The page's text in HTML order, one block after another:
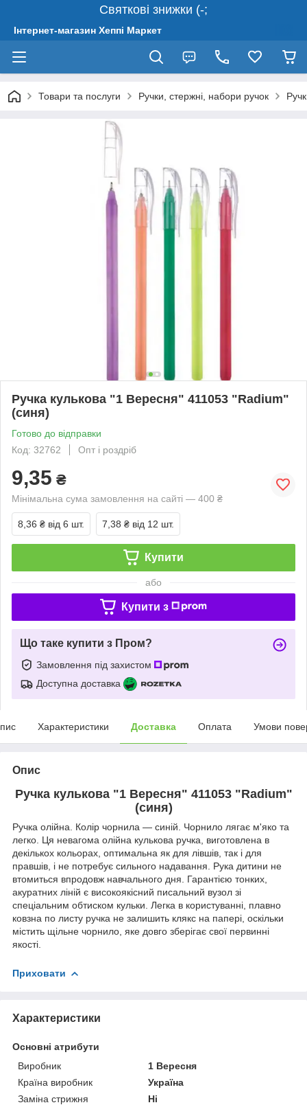
Святкові знижки (-;
Інтернет-магазин Хеппі Маркет
Товари та послуги Ручки, стержні, набори ручок
Ручка кулькова "1 Вересня" 411053 "Radium"
(синя)
Готово до відправки
Код: 32762
Опт і роздріб
9,35 ₴
Мінімальна сума замовлення на сайті — 400 ₴
8,36 ₴ від 6 шт. 7,38 ₴ від 12 шт.
Купити
або
Купити з
Що таке купити з Пром?
Замовлення під захистом
Доступна доставка
Характеристики Доставка Оплата Умови
Опис
Ручка кулькова "1 Вересня" 411053 "Radium"
(синя)
Ручка олійна. Колір чорнила — синій. Чорнило лягає м'яко та
легко. Ця невагома олійна кулькова ручка, виготовлена в
декількох кольорах, оптимальна як для лівшів, так і для
правшів, і не потребує сильного надавання. Рука дитини не
втомиться впродовж навчального дня. Гарантією тонких,
акуратних ліній є високоякісний писальний вузол зі
спеціальним обтиском кульки. Легка в користуванні, плавно
ковзна по листу ручка не залишить клякс на папері, оскільки
містить щільне чорнило, яке довго зберігає свої первинні
якості.
Приховати
Характеристики
Основні атрибути
Виробник
1 Вересня
Країна виробник
Україна
Заміна стрижня
Ні